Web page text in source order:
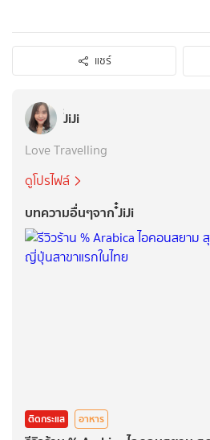
แชร์
๋๋JiJi
Love Travelling
ดูโปรไฟล์
บทความอื่นๆจาก ๋๋JiJi
ติดกระแส อาหาร